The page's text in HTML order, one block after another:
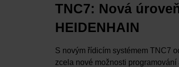
TNC7: Nová
HEIDENHAIN
S novým řídicím systémem TNC7
zcela nové možnosti